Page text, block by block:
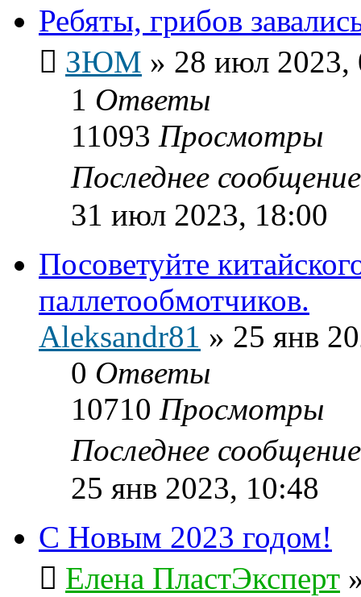
Ребяты, грибов
ЗЮМ » 28 июл 2023,
1 Ответы
11093 Просмотры
Последнее
31 июл 2023, 18:00
Посоветуйте
паллетообмотчиков.
Aleksandr81 » 25 янв
0 Ответы
10710 Просмотры
Последнее
25 янв 2023, 10:48
С Новым 2023 годом!
Елена ПластЭксперт